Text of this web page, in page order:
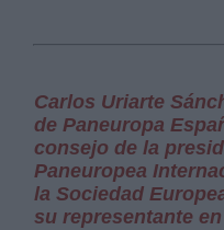
Carlos Uriarte
de Paneuropa
consejo de la
Paneuropea
la Sociedad
su representante